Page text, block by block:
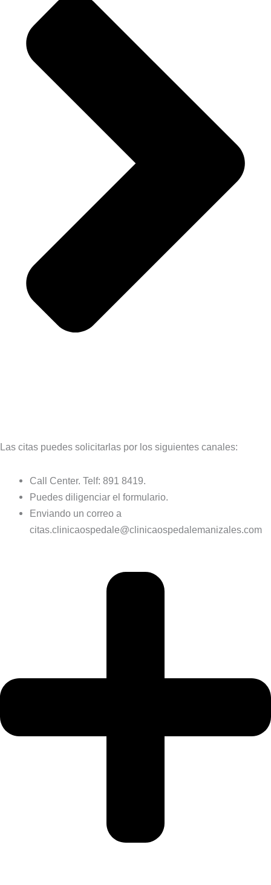
Las citas puedes solicitarlas por los siguientes canales:
Call Center. Telf: 891 8419.
Puedes diligenciar el formulario.
Enviando un correo a
citas.clinicaospedale@clinicaospedalemanizales.com